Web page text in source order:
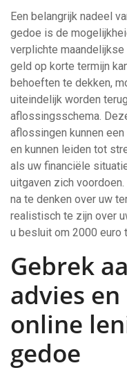
Een belangrijk nadeel
gedoe is de
verplichte
geld op korte termijn
behoeften te dekken,
uiteindelijk worden
aflossingsschema.
aflossingen kunnen
en kunnen leiden tot
als uw financiële
uitgaven zich
na te denken over uw
realistisch te zijn over
u besluit om 2000 euro
Gebrek
advies
online
gedoe